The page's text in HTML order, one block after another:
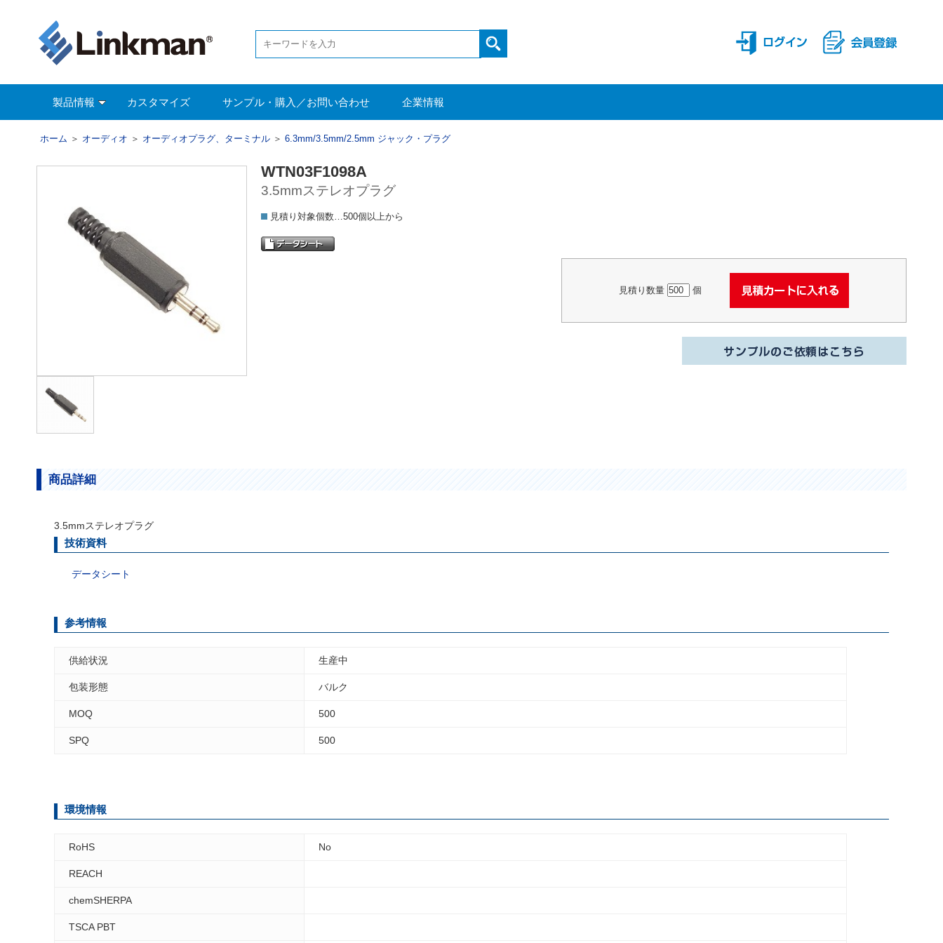
製品情報 カスタマイズ サンプル・購入／お問い合わせ 企業情報
ホーム ＞ オーディオ ＞ オーディオプラグ、ターミナル ＞ 6.3mm/3.5mm/2.5mm ジャック・プラグ
WTN03F1098A
3.5mmステレオプラグ
見積り対象個数…500個以上から
見積り数量 個
商品詳細
3.5mmステレオプラグ
技術資料
データシート
参考情報
供給状況 生産中
包装形態 バルク
MOQ 500
SPQ 500
環境情報
RoHS No
REACH
chemSHERPA
TSCA PBT